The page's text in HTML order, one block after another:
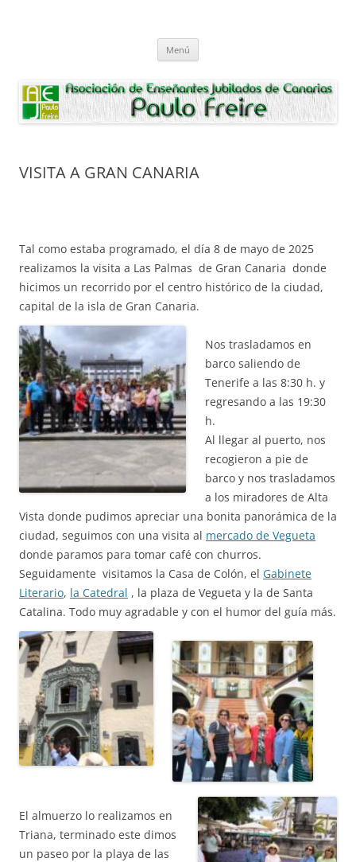
Paulo Freire
Menú
VISITA A GRAN CANARIA
Tal como estaba programado, el día 8 de mayo de 2025
realizamos la visita a Las Palmas de Gran Canaria donde
hicimos un recorrido por el centro histórico de la ciudad,
capital de la isla de Gran Canaria.
Nos trasladamos en
barco saliendo de
Tenerife a las 8:30 h. y
regresando a las 19:30
h.
Al llegar al puerto, nos
recogieron a pie de
barco y nos trasladamos
a los miradores de Alta
Vista donde pudimos apreciar una bonita panorámica de la
ciudad, seguimos con una visita al mercado de Vegueta
donde paramos para tomar café con churros.
Seguidamente visitamos la Casa de Colón, el Gabinete
Literario, la Catedral , la plaza de Vegueta y la de Santa
Catalina. Todo muy agradable y con el humor del guía más.
El almuerzo lo realizamos en
Triana, terminado este dimos
un paseo por la playa de las